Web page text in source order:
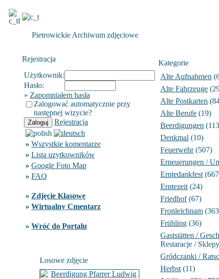
Pietrowickie Archiwum zdjęciowe
Rejestracja
Użytkownik:
Hasło:
» Zapomniałem hasła
Zalogować automatycznie przy
następnej wizycie?
Rejestracja
» Wszystkie komentarze
» Lista uzytkowników
» Google Foto Map
» FAQ
» Zdjęcie Klasowe
» Wirtualny Cmentarz
» Wróć do Portalu
Losowe zdjęcie
Kategorie
Alte Aufnahmen
Alte Fahrzeuge
Alte Postkarten
Alte Berufe (19)
Beerdigungen
Denkmal (10)
Feuerwehr(507)
Erneuerungen /
Erntedankfest
Erntezeit (24)
Friedhof(67)
Fronleichnam
Frühling (36)
Gaststätten /
Restaracje / Sklepy
Gródczanki /
Herbst (11)